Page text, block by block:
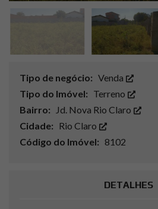
Tipo de negócio: Venda
Tipo do Imóvel: Terreno
Bairro:
Jd. Nova Rio Claro
Cidade: Rio Claro
Código do Imóvel: 8102
DETALHES